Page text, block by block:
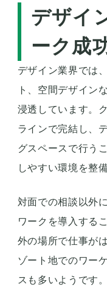
デザイ
ーク成
デザイン業界では
ト、空間デザイン
浸透しています。
ラインで完結し、
グスペースで行う
しやすい環境を整
対面での相談以外
ワークを導入する
外の場所で仕事が
ゾート地でのワー
スも多いようです。